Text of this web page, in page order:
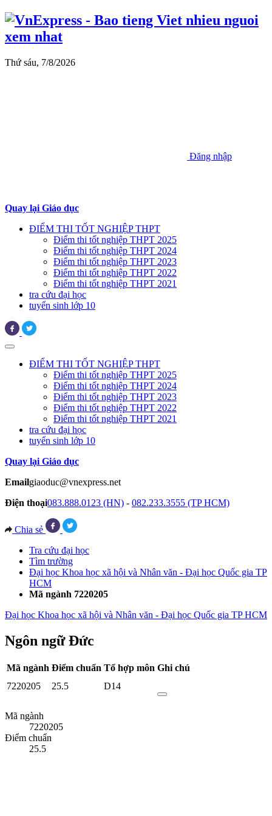
Thứ sáu, 7/8/2026
Đăng nhập
Quay lại Giáo dục
ĐIỂM THI TỐT NGHIỆP THPT
Điểm thi tốt nghiệp THPT 2025
Điểm thi tốt nghiệp THPT 2024
Điểm thi tốt nghiệp THPT 2023
Điểm thi tốt nghiệp THPT 2022
Điểm thi tốt nghiệp THPT 2021
tra cứu đại học
tuyển sinh lớp 10
ĐIỂM THI TỐT NGHIỆP THPT
Điểm thi tốt nghiệp THPT 2025
Điểm thi tốt nghiệp THPT 2024
Điểm thi tốt nghiệp THPT 2023
Điểm thi tốt nghiệp THPT 2022
Điểm thi tốt nghiệp THPT 2021
tra cứu đại học
tuyển sinh lớp 10
Quay lại Giáo dục
Emailgiaoduc@vnexpress.net
Điện thoại083.888.0123 (HN) - 082.233.3555 (TP HCM)
Chia sẻ
Tra cứu đại học
Tìm trường
Đại học Khoa học xã hội và Nhân văn - Đại học Quốc gia TP
HCM
Mã ngành 7220205
Đại học Khoa học xã hội và Nhân văn - Đại học Quốc gia TP HCM
Ngôn ngữ Đức
Mã ngành Điểm chuẩn Tổ hợp môn Ghi chú
7220205
25.5 D14
Mã ngành
7220205
Điểm chuẩn
25.5